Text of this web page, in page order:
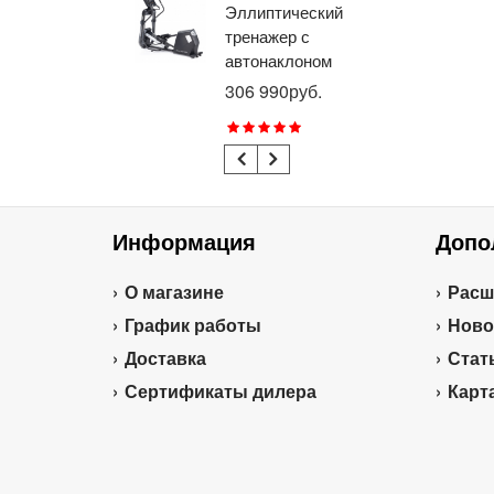
Эллиптический
тренажер с
автонаклоном
профессиональный
BRONZE GYM
E1000M PRO
TURBO (new)
306 990руб.
Информация
О магазине
График работы
Доставка
Сертификаты дилера